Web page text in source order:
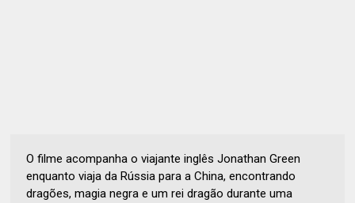
O filme acompanha o viajante inglês Jonathan Green
enquanto viaja da Rússia para a China, encontrando
dragões, magia negra e um rei dragão durante uma